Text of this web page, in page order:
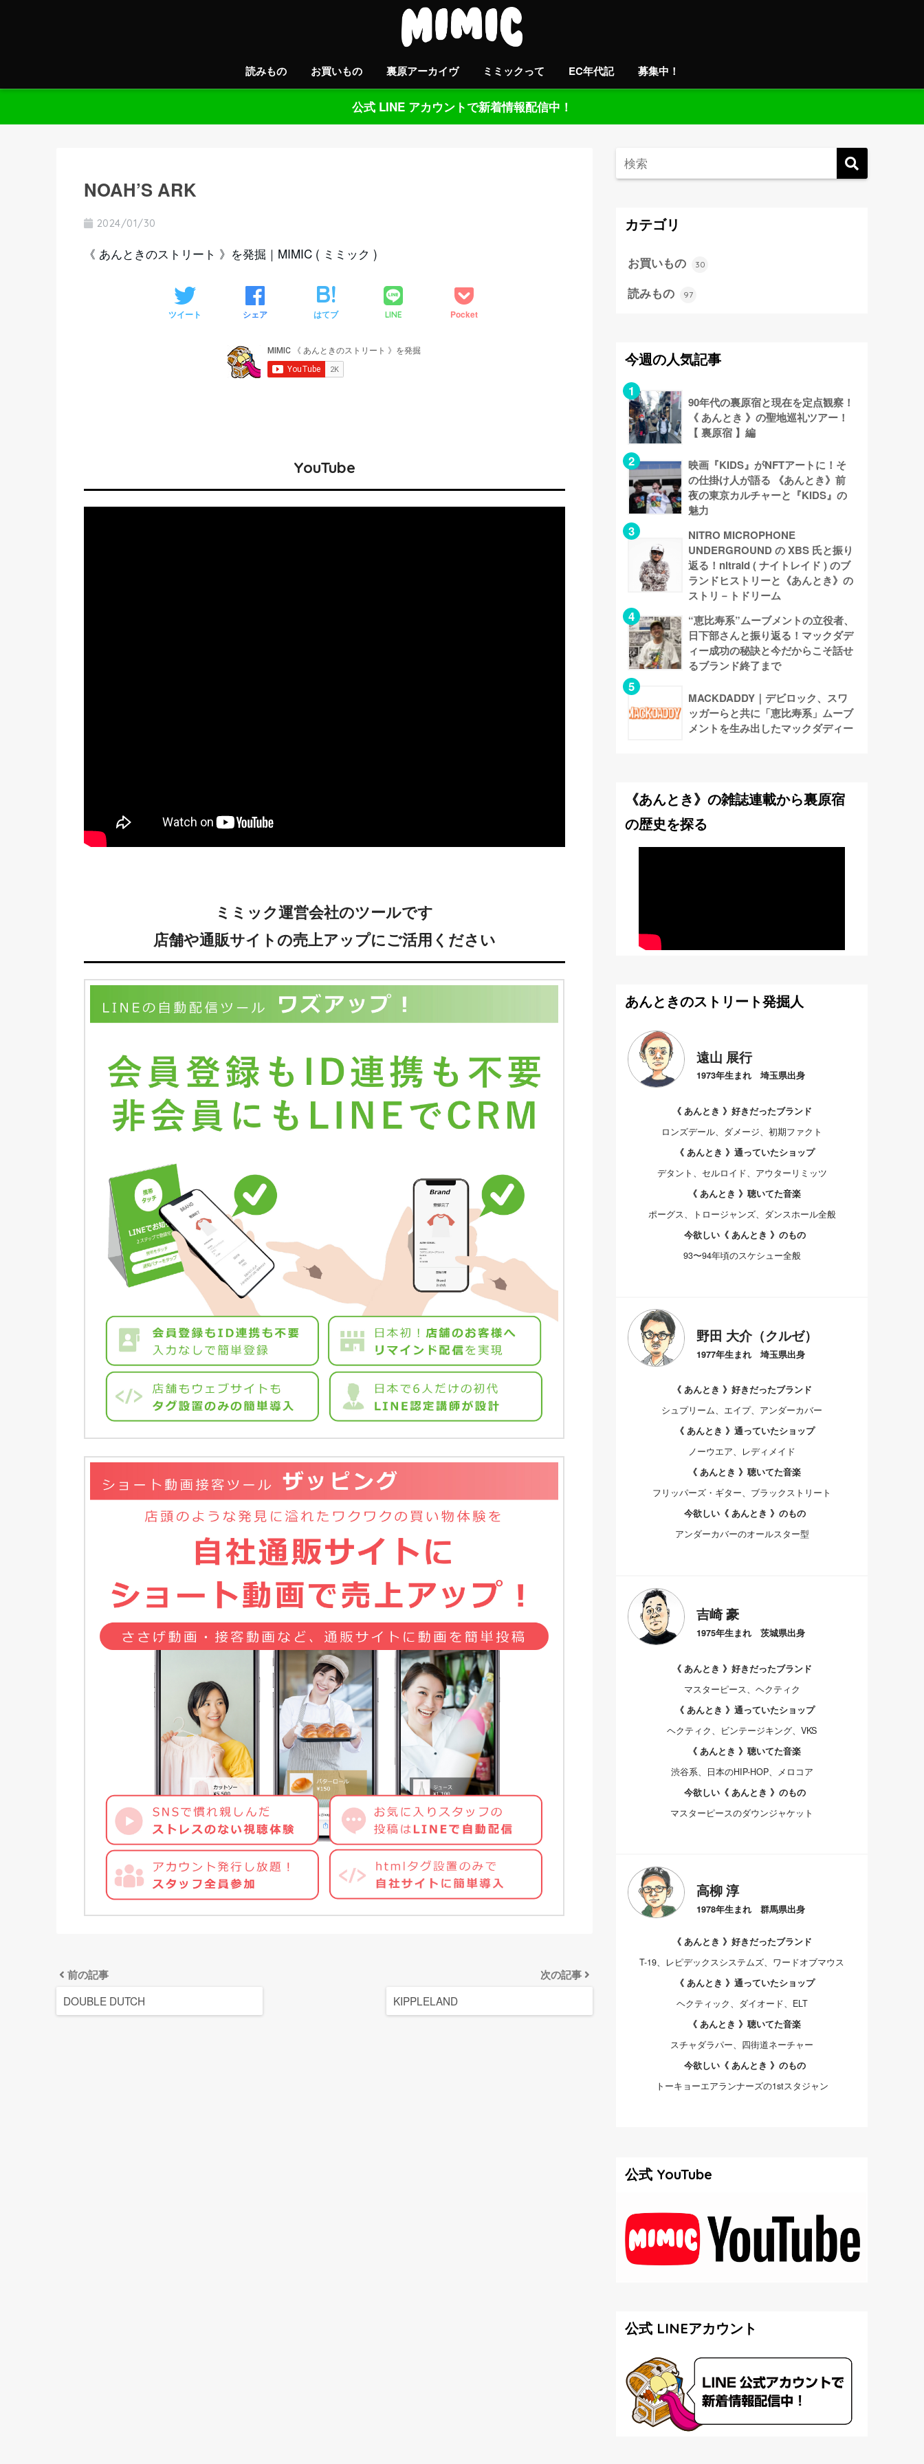
読みもの お買いもの 裏原アーカイヴ ミミックって EC年代記 募集中！
公式 LINE アカウントで新着情報配信中！
NOAH’S ARK
2024/01/30
《 あんときのストリート 》を発掘｜MIMIC ( ミミック )
ツイート シェア はてブ LINE Pocket
YouTube
ミミック運営会社のツールです
店舗や通販サイトの売上アップにご活用ください
前の記事
DOUBLE DUTCH
次の記事
KIPPLELAND
カテゴリ
お買いもの 30
読みもの 97
今週の人気記事
90年代の裏原宿と現在を定点観察！
《 あんとき 》の聖地巡礼ツアー！
【 裏原宿 】編
映画『KIDS』がNFTアートに！そ
の仕掛け人が語る 《あんとき》前
夜の東京カルチャーと『KIDS』の
魅力
NITRO MICROPHONE
UNDERGROUND の XBS 氏と振り
返る！nitraid ( ナイトレイド ) のブ
ランドヒストリーと《あんとき》の
ストリ－トドリーム
“恵比寿系”ムーブメントの立役者、
日下部さんと振り返る！マックダデ
ィー成功の秘訣と今だからこそ話せ
るブランド終了まで
MACKDADDY｜デビロック、スワ
ッガーらと共に「恵比寿系」ムーブ
メントを生み出したマックダディー
《あんとき》の雑誌連載から裏原宿
の歴史を探る
あんときのストリート発掘人
遠山 展行
1973年生まれ 埼玉県出身
《 あんとき 》好きだったブランド
ロンズデール、ダメージ、初期ファクト
《 あんとき 》通っていたショップ
デタント、セルロイド、アウターリミッツ
《 あんとき 》聴いてた音楽
ポーグス、トロージャンズ、ダンスホール全般
今欲しい《 あんとき 》のもの
93〜94年頃のスケシュー全般
野田 大介（クルゼ）
1977年生まれ 埼玉県出身
《 あんとき 》好きだったブランド
シュプリーム、エイプ、アンダーカバー
《 あんとき 》通っていたショップ
ノーウエア、レディメイド
《 あんとき 》聴いてた音楽
フリッパーズ・ギター、ブラックストリート
今欲しい《 あんとき 》のもの
アンダーカバーのオールスター型
吉崎 豪
1975年生まれ 茨城県出身
《 あんとき 》好きだったブランド
マスターピース、ヘクティク
《 あんとき 》通っていたショップ
ヘクティク、ビンテージキング、VKS
《 あんとき 》聴いてた音楽
渋谷系、日本のHIP-HOP、メロコア
今欲しい《 あんとき 》のもの
マスターピースのダウンジャケット
高柳 淳
1978年生まれ 群馬県出身
《 あんとき 》好きだったブランド
T-19、レピデックスシステムズ、ワードオブマウス
《 あんとき 》通っていたショップ
ヘクティック、ダイオード、ELT
《 あんとき 》聴いてた音楽
スチャダラパー、四街道ネーチャー
今欲しい《 あんとき 》のもの
トーキョーエアランナーズの1stスタジャン
公式 YouTube
公式 LINEアカウント